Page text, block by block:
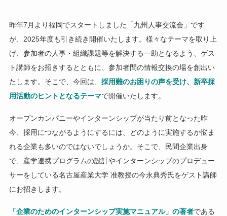
昨年7月より福岡でスタートしました「九州人事交流会」です
が、2025年度も引き続き開催いたします。様々なテーマを取り上
げ、参加者の人事・組織課題等を解決する一助となるよう、ゲス
ト講師をお招きするとともに、参加者間の情報交換の場を創出い
たします。そこで、今回は、 採用難のお困りの声を受け、新卒採
用活動のヒントとなるテーマで開催いたします。
オープンカンパニーやインターンシップが当たり前となった昨
今、採用につながるようにするには、どのように実施するか悩ま
れる企業も多いのではないでしょうか。そこで、民間企業出身
で、産学連携プログラムの設計やインターンシップのプロデュー
サーをしている名古屋産業大学 准教授の今永典秀氏をゲスト講師
にお招きします。
「企業のためのインターンシップ実施マニュアル」の著者である